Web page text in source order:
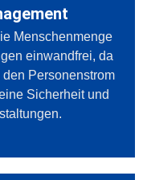
Menschenmenge
einwandfrei, da
Personenstrom
Sicherheit und